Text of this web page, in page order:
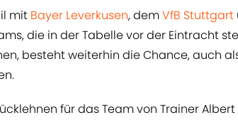
mit Bayer Leverkusen, demVfB Stuttgart
die in der Tabelle vor der Eintracht
besteht weiterhin die Chance, auch
für das Team von Trainer